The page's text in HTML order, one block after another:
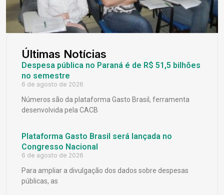
Últimas Notícias
Despesa pública no Paraná é de R$ 51,5 bilhões
no semestre
6 de agosto de 2026
Números são da plataforma Gasto Brasil, ferramenta
desenvolvida pela CACB
Plataforma Gasto Brasil será lançada no
Congresso Nacional
6 de agosto de 2026
Para ampliar a divulgação dos dados sobre despesas
públicas, as